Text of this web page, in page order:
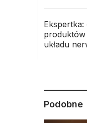
produktów
układu
Podobne